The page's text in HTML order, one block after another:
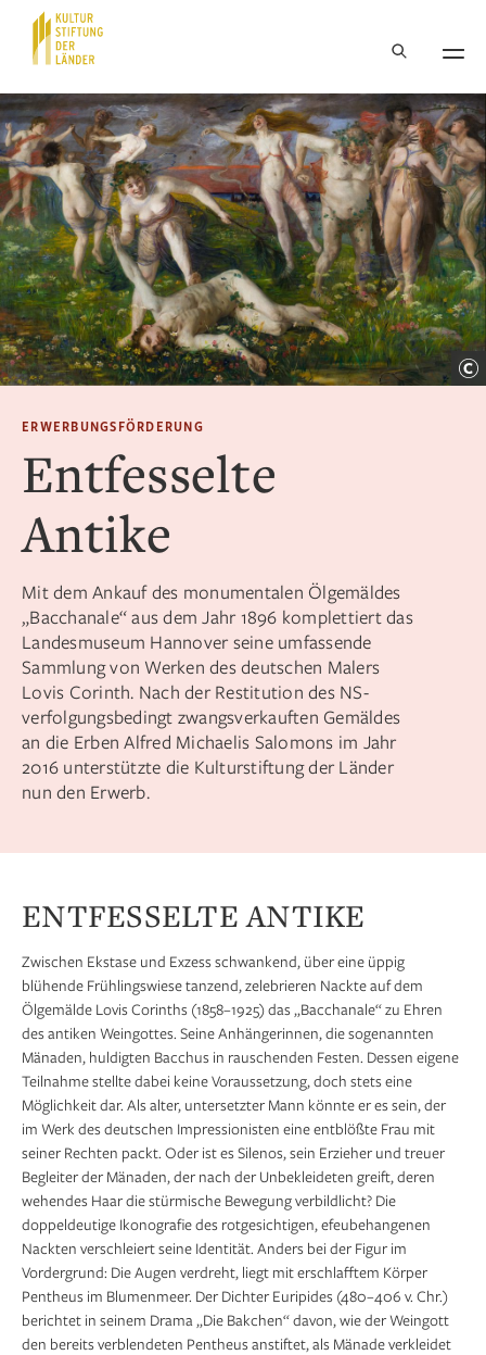
Hauptnavigation
ERWERBUNGSFÖRDERUNG
Entfesselte
Antike
Mit dem Ankauf des monumentalen Ölgemäldes
„Bacchanale“ aus dem Jahr 1896 komplettiert das
Landesmuseum Hannover seine umfassende
Sammlung von Werken des deutschen Malers
Lovis Corinth. Nach der Restitution des NS-
verfolgungsbedingt zwangsverkauften Gemäldes
an die Erben Alfred Michaelis Salomons im Jahr
2016 unterstützte die Kulturstiftung der Länder
nun den Erwerb.
ENTFESSELTE ANTIKE
Zwischen Ekstase und Exzess schwankend, über eine üppig
blühende Frühlingswiese tanzend, zelebrieren Nackte auf dem
Ölgemälde Lovis Corinths (1858–1925) das „Bacchanale“ zu Ehren
des antiken Weingottes. Seine Anhängerinnen, die sogenannten
Mänaden, huldigten Bacchus in rauschenden Festen. Dessen eigene
Teilnahme stellte dabei keine Voraussetzung, doch stets eine
Möglichkeit dar. Als alter, untersetzter Mann könnte er es sein, der
im Werk des deutschen Impressionisten eine entblößte Frau mit
seiner Rechten packt. Oder ist es Silenos, sein Erzieher und treuer
Begleiter der Mänaden, der nach der Unbekleideten greift, deren
wehendes Haar die stürmische Bewegung verbildlicht? Die
doppeldeutige Ikonografie des rotgesichtigen, efeubehangenen
Nackten verschleiert seine Identität. Anders bei der Figur im
Vordergrund: Die Augen verdreht, liegt mit erschlafftem Körper
Pentheus im Blumenmeer. Der Dichter Euripides (480–406 v. Chr.)
berichtet in seinem Drama „Die Bakchen“ davon, wie der Weingott
den bereits verblendeten Pentheus anstiftet, als Mänade verkleidet